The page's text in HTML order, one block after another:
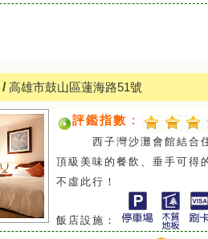
/高雄市鼓山區蓮海路51號
評鑑指數 ：
西子灣沙灘會館結合住
頂級美味的餐飲、垂手可得
不虛此行！
飯店設施：